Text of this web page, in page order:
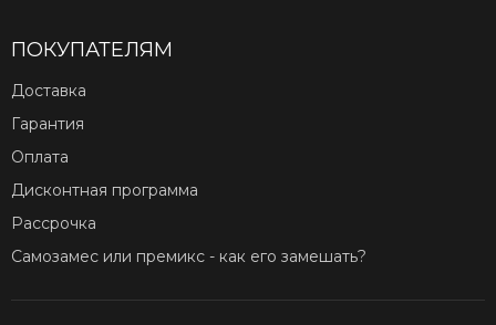
ПОКУПАТЕЛЯМ
Доставка
Гарантия
Оплата
Дисконтная программа
Рассрочка
Самозамес или премикс - как его замешать?